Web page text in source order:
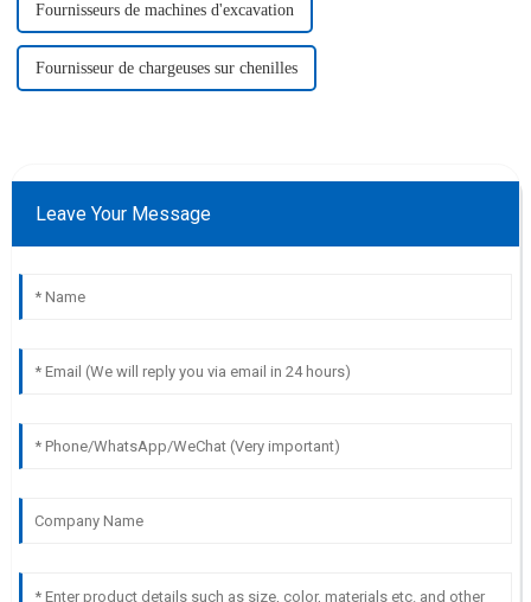
Fournisseurs de machines d'excavation
Fournisseur de chargeuses sur chenilles
Leave Your Message